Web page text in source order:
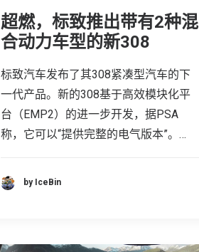
超燃，标致推出带有2种混
合动力车型的新308
标致汽车发布了其308紧凑型汽车的下
一代产品。新的308基于高效模块化平
台（EMP2）的进一步开发，据PSA
称，它可以“提供完整的电气版本”。…
by IceBin